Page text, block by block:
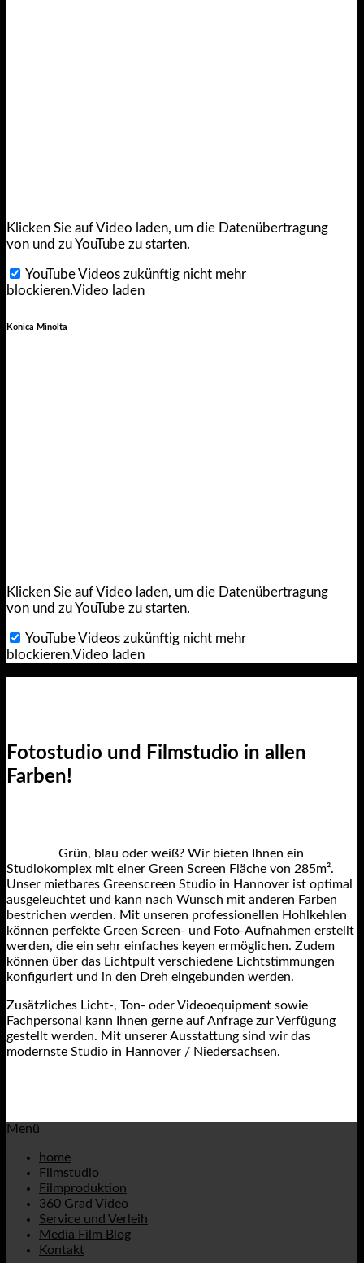
Klicken Sie auf Video laden, um die Datenübertragung
von und zu YouTube zu starten.
YouTube Videos zukünftig nicht mehr
blockieren.Video laden
Konica Minolta
Klicken Sie auf Video laden, um die Datenübertragung
von und zu YouTube zu starten.
YouTube Videos zukünftig nicht mehr
blockieren.Video laden
Fotostudio und Filmstudio in allen
Farben!
Grün, blau oder weiß? Wir bieten Ihnen ein
Studiokomplex mit einer Green Screen Fläche von 285m².
Unser mietbares Greenscreen Studio in Hannover ist optimal
ausgeleuchtet und kann nach Wunsch mit anderen Farben
bestrichen werden. Mit unseren professionellen Hohlkehlen
können perfekte Green Screen- und Foto-Aufnahmen erstellt
werden, die ein sehr einfaches keyen ermöglichen. Zudem
können über das Lichtpult verschiedene Lichtstimmungen
konfiguriert und in den Dreh eingebunden werden.
Zusätzliches Licht-, Ton- oder Videoequipment sowie
Fachpersonal kann Ihnen gerne auf Anfrage zur Verfügung
gestellt werden. Mit unserer Ausstattung sind wir das
modernste Studio in Hannover / Niedersachsen.
Menü
home
Filmstudio
Filmproduktion
360 Grad Video
Service und Verleih
Media Film Blog
Kontakt